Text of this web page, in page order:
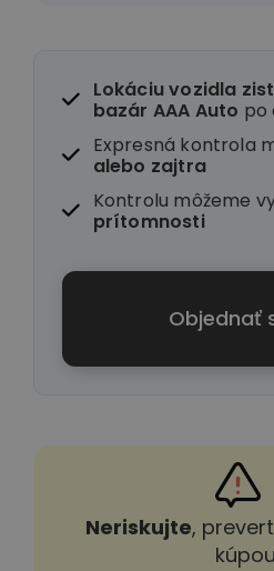
Lokáciu vozidla
bazár AAA Auto po
Expresná kontrola
alebo zajtra
Kontrolu môžeme
prítomnosti
Objednať
Neriskujte,